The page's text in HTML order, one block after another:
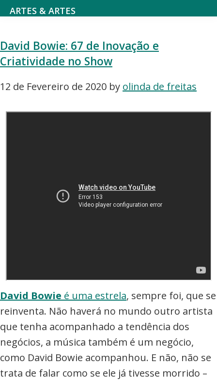
Saltar
o
menu
principal
Skip
main
content
ARTES & ARTES
Entretenimento,
Atividades
literárias,
David Bowie: 67 de Inovação e
Criatividade no Show
12 de Fevereiro de 2020 by olinda de freitas
David Bowie é uma estrela, sempre foi, que se
reinventa. Não haverá no mundo outro artista
que tenha acompanhado a tendência dos
negócios, a música também é um negócio,
como David Bowie acompanhou. E não, não se
trata de falar como se ele já tivesse morrido –